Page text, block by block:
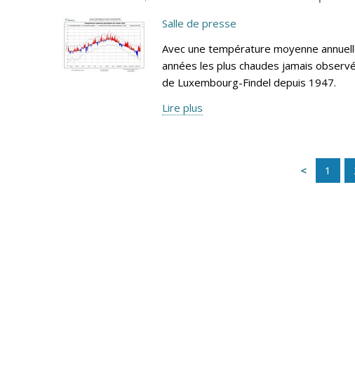
Salle de presse
Avec une température moyenne
années les plus chaudes jamais
de Luxembourg-Findel depuis 1947.
Lire plus
1